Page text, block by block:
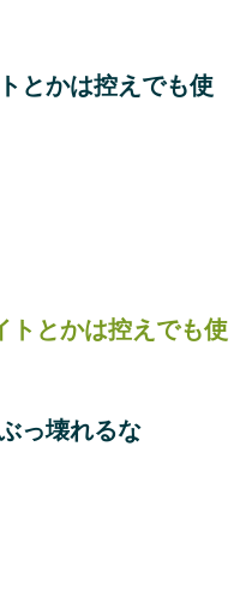
とかは控えでも使
トとかは控えでも使
っ壊れるな